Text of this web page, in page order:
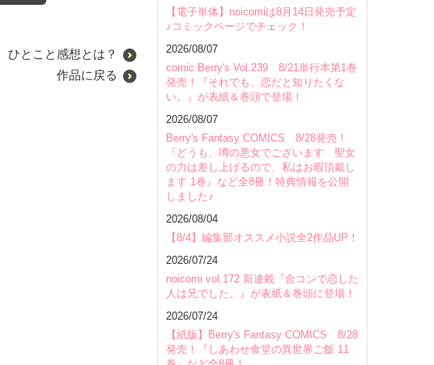
ひとこと感想とは？
作品に戻る
【電子単体】noicomiは8月14日発売予定
♪コミックページでチェック！
2026/08/07
comic Berry's Vol.239 8/21単行本第1巻
発売！『それでも、恋だと知りたくな
い。』が表紙＆巻頭で登場！
2026/08/07
Berry's Fantasy COMICS 8/28発売！
『どうも、噂の悪女でございます 聖女
の力は差し上げるので、私はお暇頂戴し
ます 1巻』など全8冊！特典情報を公開
しました♪
2026/08/04
【8/4】編集部オススメ小説全2作品UP！
2026/07/24
noicomi vol.172 新連載『合コンで恋した
人は兄でした。』が表紙＆巻頭に登場！
2026/07/24
【紙版】Berry's Fantasy COMICS 8/28
発売！『しあわせ食堂の異世界ご飯 11